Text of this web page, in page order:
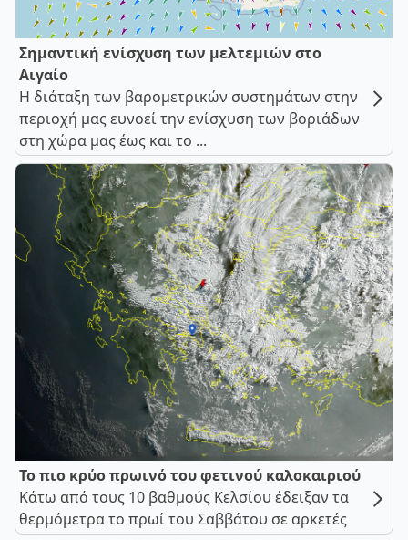
Σημαντική ενίσχυση των μελτεμιών στο
Αιγαίο
Η διάταξη των βαρομετρικών συστημάτων στην
περιοχή μας ευνοεί την ενίσχυση των βοριάδων
στη χώρα μας έως και το ...
Το πιο κρύο πρωινό του φετινού καλοκαιριού
Κάτω από τους 10 βαθμούς Κελσίου έδειξαν τα
θερμόμετρα το πρωί του Σαββάτου σε αρκετές